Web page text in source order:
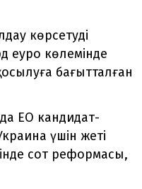
көрсетуді
еуро көлемінде
бағытталған
ЕО кандидат-
үшін жеті
сот реформасы,